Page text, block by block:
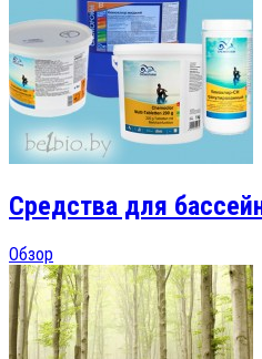
Средства для
Обзор